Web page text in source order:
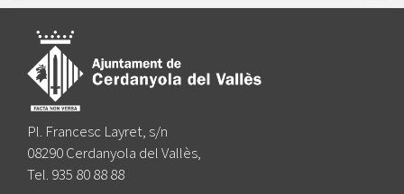
Pl. Francesc Layret, s/n
08290 Cerdanyola del Vallès,
Tel. 935 80 88 88